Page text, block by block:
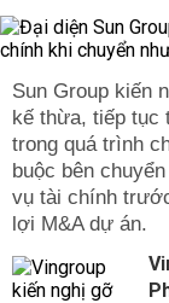
Sun Group kiến
kế thừa, tiếp tục
trong quá trình
buộc bên
vụ tài chính
lợi M&A dự án.